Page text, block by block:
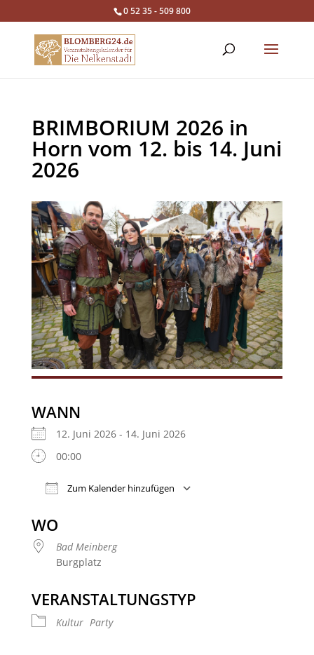
0 52 35 - 509 800
BRIMBORIUM 2026 in
Horn vom 12. bis 14. Juni
2026
WANN
12. Juni 2026 - 14. Juni 2026
00:00
Zum Kalender hinzufügen
WO
Bad Meinberg
Burgplatz
VERANSTALTUNGSTYP
Kultur Party